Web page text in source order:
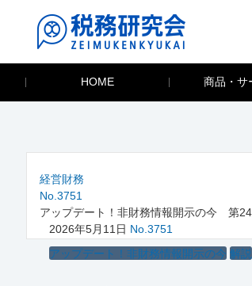
HOME 商品・サ
経営財務
No.3751
アップデート！非財務情報開示の今 第
2026年5月11日 No.3751
アップデート！非財務情報開示の今 解説